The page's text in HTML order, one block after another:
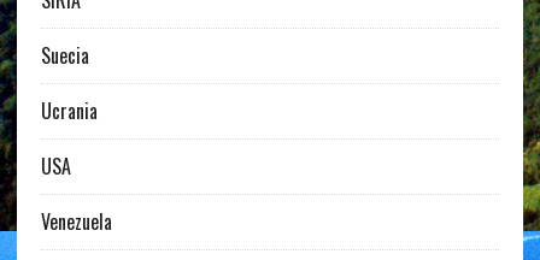
Suecia
Ucrania
USA
Venezuela